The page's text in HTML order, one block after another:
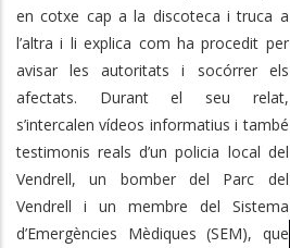
en cotxe cap a la discoteca i truca a
l’altra i li explica com ha procedit per
avisar les autoritats i socórrer els
afectats. Durant el seu relat,
s’intercalen vídeos informatius i també
testimonis reals d’un policia local del
Vendrell, un bomber del Parc del
Vendrell i un membre del Sistema
d’Emergències Mèdiques (SEM), que